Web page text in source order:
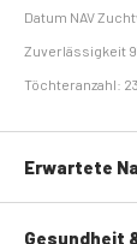
Datum NAV
Zuverlässigkeit
Töchteranzahl:
Erwartete
Gesundheit